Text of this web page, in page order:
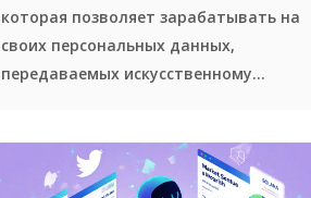
которая позволяет зарабатывать на
своих персональных данных,
передаваемых искусственному
уникальную модель «AI Data
Workforce».